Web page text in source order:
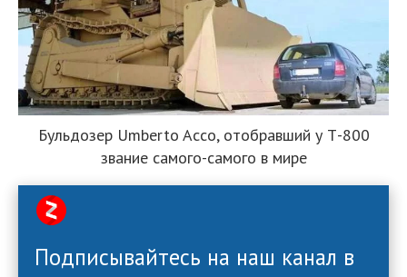
Бульдозер Umberto Acco, отобравший у Т-800
звание самого-самого в мире
Подписывайтесь на наш канал в